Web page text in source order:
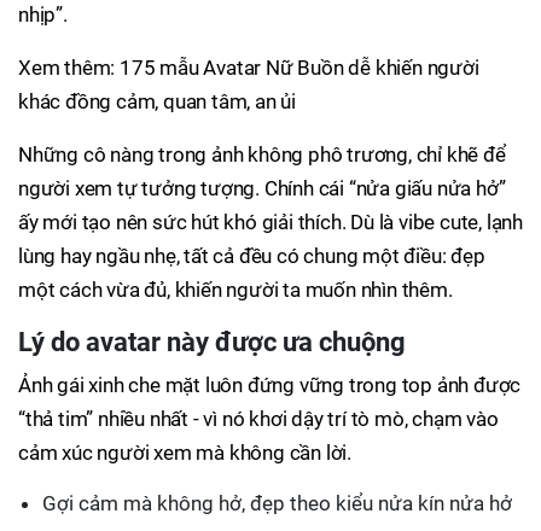
nhịp”.
Xem thêm: 175 mẫu Avatar Nữ Buồn dễ khiến người
khác đồng cảm, quan tâm, an ủi
Những cô nàng trong ảnh không phô trương, chỉ khẽ để
người xem tự tưởng tượng. Chính cái “nửa giấu nửa hở”
ấy mới tạo nên sức hút khó giải thích. Dù là vibe cute, lạnh
lùng hay ngầu nhẹ, tất cả đều có chung một điều: đẹp
một cách vừa đủ, khiến người ta muốn nhìn thêm.
Lý do avatar này được ưa chuộng
Ảnh gái xinh che mặt luôn đứng vững trong top ảnh được
“thả tim” nhiều nhất - vì nó khơi dậy trí tò mò, chạm vào
cảm xúc người xem mà không cần lời.
Gợi cảm mà không hở, đẹp theo kiểu nửa kín nửa hở